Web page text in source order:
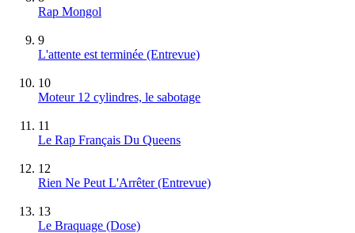
Rap Mongol
9
L'attente est terminée (Entrevue)
10
Moteur 12 cylindres, le sabotage
11
Le Rap Français Du Queens
12
Rien Ne Peut L'Arrêter (Entrevue)
13
Le Braquage (Dose)